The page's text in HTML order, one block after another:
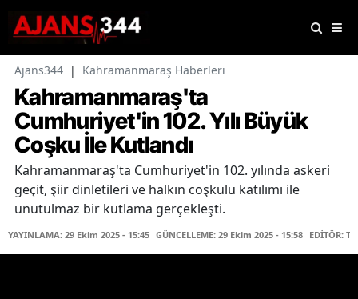
Ajans344 | Kahramanmaraş Haberleri
Kahramanmaraş'ta
Cumhuriyet'in 102. Yılı Büyük
Coşku İle Kutlandı
Kahramanmaraş'ta Cumhuriyet'in 102. yılında askeri
geçit, şiir dinletileri ve halkın coşkulu katılımı ile
unutulmaz bir kutlama gerçekleşti.
YAYINLAMA: 29 Ekim 2025 - 15:45 GÜNCELLEME: 29 Ekim 2025 - 15:58 EDİTÖR: